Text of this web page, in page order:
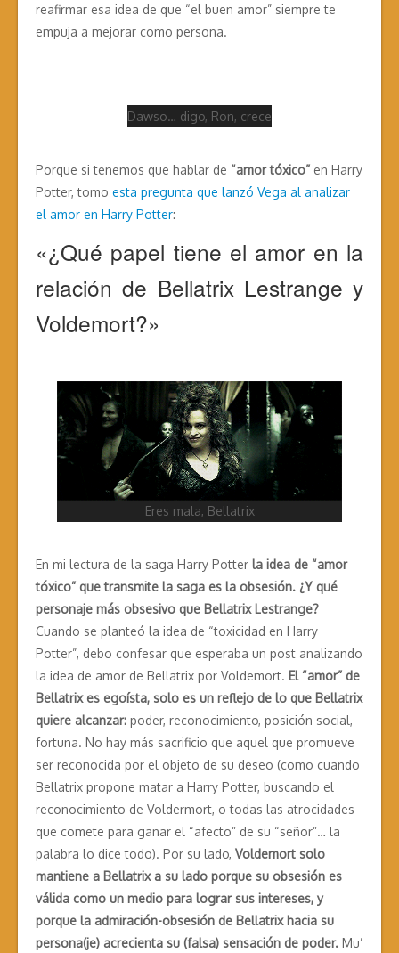
reafirmar esa idea de que “el buen amor” siempre te
empuja a mejorar como persona.
Dawso… digo, Ron, crece
Porque si tenemos que hablar de “amor tóxico” en Harry
Potter, tomo esta pregunta que lanzó Vega al analizar
el amor en Harry Potter:
«¿Qué papel tiene el amor en la
relación de Bellatrix Lestrange y
Voldemort?»
Eres mala, Bellatrix
En mi lectura de la saga Harry Potter la idea de “amor
tóxico” que transmite la saga es la obsesión. ¿Y qué
personaje más obsesivo que Bellatrix Lestrange?
Cuando se planteó la idea de “toxicidad en Harry
Potter”, debo confesar que esperaba un post analizando
la idea de amor de Bellatrix por Voldemort. El “amor” de
Bellatrix es egoísta, solo es un reflejo de lo que Bellatrix
quiere alcanzar: poder, reconocimiento, posición social,
fortuna. No hay más sacrificio que aquel que promueve
ser reconocida por el objeto de su deseo (como cuando
Bellatrix propone matar a Harry Potter, buscando el
reconocimiento de Voldermort, o todas las atrocidades
que comete para ganar el “afecto” de su “señor”… la
palabra lo dice todo). Por su lado, Voldemort solo
mantiene a Bellatrix a su lado porque su obsesión es
válida como un medio para lograr sus intereses, y
porque la admiración-obsesión de Bellatrix hacia su
persona(je) acrecienta su (falsa) sensación de poder. Mu’